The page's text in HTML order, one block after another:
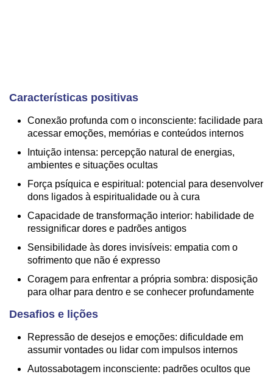
Características positivas
Conexão profunda com o inconsciente: facilidade para
acessar emoções, memórias e conteúdos internos
Intuição intensa: percepção natural de energias,
ambientes e situações ocultas
Força psíquica e espiritual: potencial para desenvolver
dons ligados à espiritualidade ou à cura
Capacidade de transformação interior: habilidade de
ressignificar dores e padrões antigos
Sensibilidade às dores invisíveis: empatia com o
sofrimento que não é expresso
Coragem para enfrentar a própria sombra: disposição
para olhar para dentro e se conhecer profundamente
Desafios e lições
Repressão de desejos e emoções: dificuldade em
assumir vontades ou lidar com impulsos internos
Autossabotagem inconsciente: padrões ocultos que